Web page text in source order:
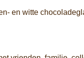
en witte